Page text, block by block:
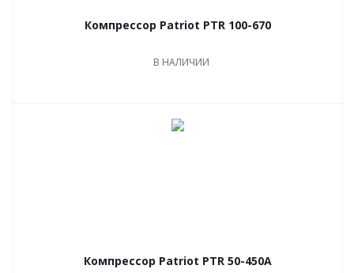
Компрессор Patriot PTR 100-670
В НАЛИЧИИ
Компрессор Patriot PTR 50-450A